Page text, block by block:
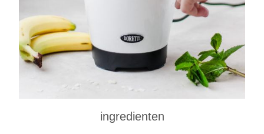
ingredienten